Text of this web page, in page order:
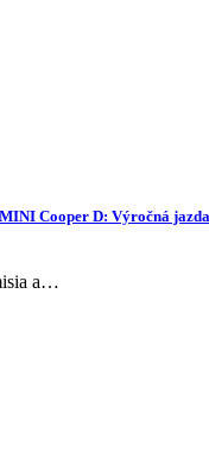
Cooper D: Výročná
a…